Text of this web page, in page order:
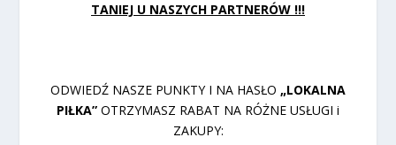
TANIEJ U NASZYCH PARTNERÓW !!!
ODWIEDŹ NASZE PUNKTY I NA HASŁO „LOKALNA
PIŁKA” OTRZYMASZ RABAT NA RÓŻNE USŁUGI i
ZAKUPY: